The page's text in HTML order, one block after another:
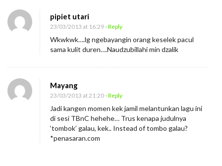
pipiet utari
23/03/2013 at 16:29- Reply
Wkwkwk….lg ngebayangin orang keselek pacul
sama kulit duren….Naudzubillahi min dzalik
Mayang
23/03/2013 at 21:20- Reply
Jadi kangen momen kek jamil melantunkan lagu ini
di sesi TBnC hehehe… Trus kenapa judulnya
‘tombok’ galau, kek.. Instead of tombo galau?
*penasaran.com